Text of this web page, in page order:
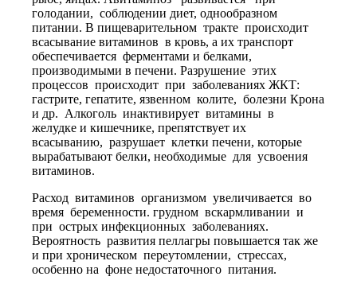
голодании, соблюдении диет, однообразном
питании. В пищеварительном тракте происходит
всасывание витаминов в кровь, а их транспорт
обеспечивается ферментами и белками,
производимыми в печени. Разрушение этих
процессов происходит при заболеваниях ЖКТ:
гастрите, гепатите, язвенном колите, болезни Крона
и др. Алкоголь инактивирует витамины в
желудке и кишечнике, препятствует их
всасыванию, разрушает клетки печени, которые
вырабатывают белки, необходимые для усвоения
витаминов.
Расход витаминов организмом увеличивается во
время беременности. грудном вскармливании и
при острых инфекционных заболеваниях.
Вероятность развития пеллагры повышается так же
и при хроническом переутомлении, стрессах,
особенно на фоне недостаточного питания.